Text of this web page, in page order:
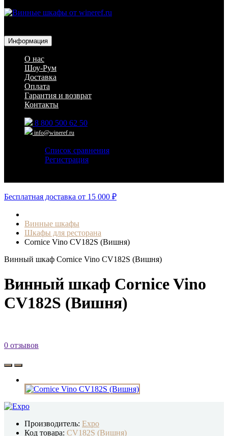
Информация
О нас
Шоу-Рум
Доставка
Оплата
Гарантия и возврат
Контакты
8 800 500 62 50
info@wineref.ru
Список сравнения
Регистрация
Бесплатная доставка от 15 000 ₽
Винные шкафы
Шкафы для ресторана
Cornice Vino CV182S (Вишня)
Винный шкаф Cornice Vino CV182S (Вишня)
Винный шкаф Cornice Vino
CV182S (Вишня)
0 отзывов
Производитель: Expo
Код товара: CV182S (Вишня)